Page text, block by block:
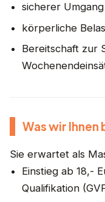
sicherer
körperliche
Bereitschaft zur
Was wir Ihnen
Sie erwartet als
Einstieg ab 18,-
Qualifikation